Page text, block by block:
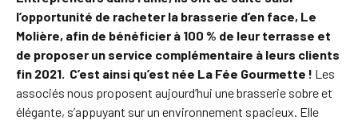
l’opportunité de racheter la brasserie d’en face, Le
Molière, afin de bénéficier à 100 % de leur terrasse et
de proposer un service complémentaire à leurs clients
fin 2021. C’est ainsi qu’est née La Fée Gourmette ! Les
associés nous proposent aujourd’hui une brasserie sobre et
élégante, s’appuyant sur un environnement spacieux. Elle